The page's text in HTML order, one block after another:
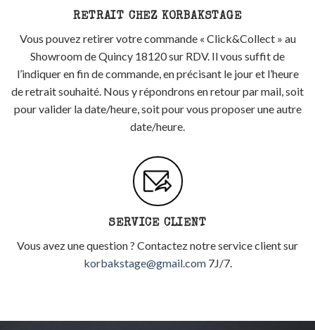
RETRAIT CHEZ KORBAKSTAGE
Vous pouvez retirer votre commande « Click&Collect » au
Showroom de Quincy 18120 sur RDV. Il vous suffit de
l’indiquer en fin de commande, en précisant le jour et l’heure
de retrait souhaité. Nous y répondrons en retour par mail, soit
pour valider la date/heure, soit pour vous proposer une autre
date/heure.
SERVICE CLIENT
Vous avez une question ? Contactez notre service client sur
korbakstage@gmail.com7J/7.